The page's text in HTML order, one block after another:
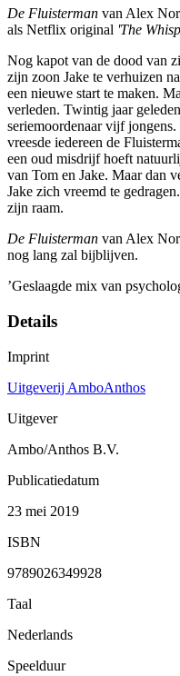
De Fluisterman van Alex
als Netflix original 'The
Nog kapot van de dood van
zijn zoon Jake te verhuizen
een nieuwe start te maken.
verleden. Twintig jaar
seriemoordenaar vijf
vreesde iedereen de
een oud misdrijf hoeft
van Tom en Jake. Maar dan
Jake zich vreemd te
zijn raam.
De Fluisterman van Alex
nog lang zal bijblijven.
’Geslaagde mix van
Details
Imprint
Uitgeverij AmboAnthos
Uitgever
Ambo/Anthos B.V.
Publicatiedatum
23 mei 2019
ISBN
9789026349928
Taal
Nederlands
Speelduur